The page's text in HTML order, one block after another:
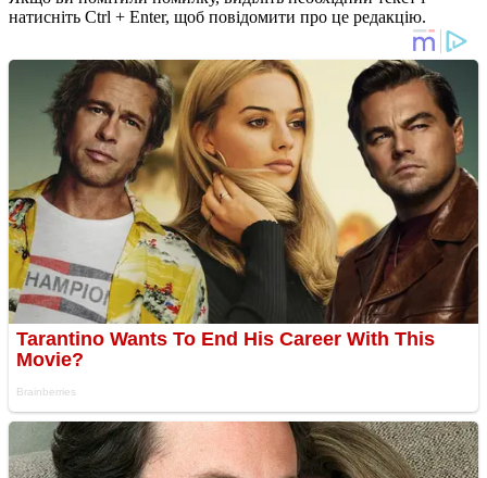
натисніть Ctrl + Enter, щоб повідомити про це редакцію.